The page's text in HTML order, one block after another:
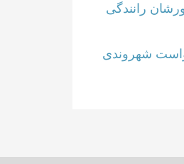
رانندگی
شهروندی